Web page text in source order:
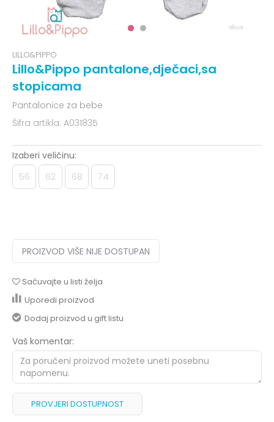
LILLO&PIPPO
Lillo&Pippo pantalone,dječaci,sa
stopicama
Pantalonice za bebe
Šifra artikla: A031835
Izaberi veličinu:
56 62 68 74
PROIZVOD VIŠE NIJE DOSTUPAN
Sačuvajte u listi želja
Uporedi proizvod
Dodaj proizvod u gift listu
Vaš komentar:
PROVJERI DOSTUPNOST